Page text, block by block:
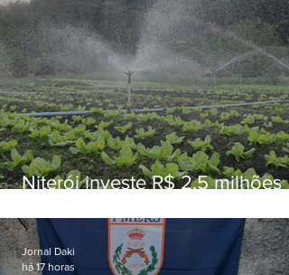
Niterói investe R$ 2,5 milhões
familiar para merenda escolar
Jornal Daki
há 17 horas